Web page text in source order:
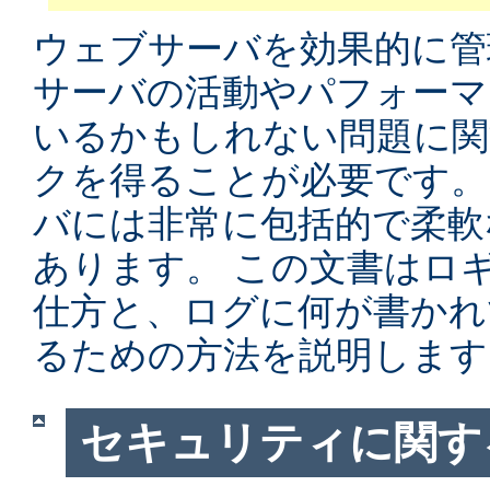
ウェブサーバを効果的に
サーバの活動やパフォー
いるかもしれない問題に
クを得ることが必要です
バには非常に包括的で柔
あります。 この文書はロ
仕方と、ログに何が書か
るための方法を説明しま
セキュリティに関